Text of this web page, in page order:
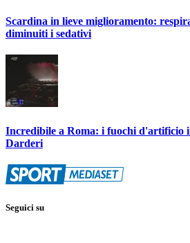
Scardina in lieve miglioramento:
diminuiti i sedativi
Incredibile a Roma: i fuochi d'artificio
Darderi
Seguici su